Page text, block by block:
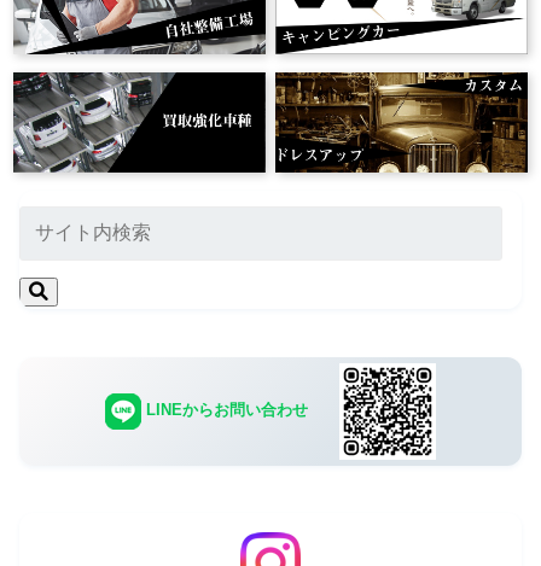
LINEからお問い合わせ